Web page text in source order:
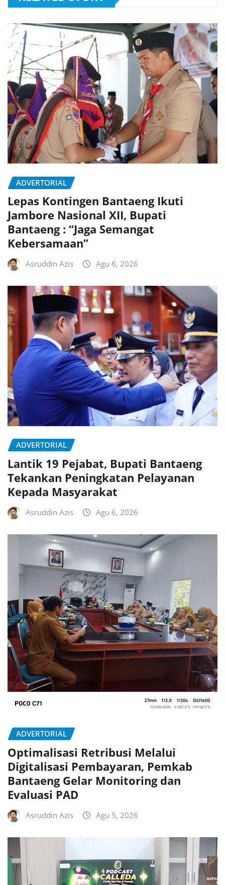
ADVERTORIAL
Lepas Kontingen Bantaeng Ikuti
Jambore Nasional XII, Bupati
Bantaeng : “Jaga Semangat
Kebersamaan”
Asruddin Azis Agu 6, 2026
ADVERTORIAL
Lantik 19 Pejabat, Bupati Bantaeng
Tekankan Peningkatan Pelayanan
Kepada Masyarakat
Asruddin Azis Agu 6, 2026
ADVERTORIAL
Optimalisasi Retribusi Melalui
Digitalisasi Pembayaran, Pemkab
Bantaeng Gelar Monitoring dan
Evaluasi PAD
Asruddin Azis Agu 5, 2026